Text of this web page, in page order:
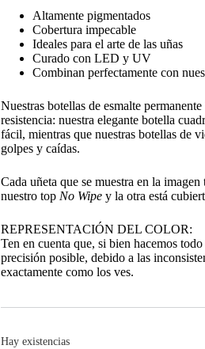
Altamente pigmentados
Cobertura impecable
Ideales para el arte de las uñas
Curado con LED y UV
Combinan perfectamente con
Nuestras botellas de esmalte
resistencia: nuestra elegante botella
fácil, mientras que nuestras botellas de
golpes y caídas.
Cada uñeta que se muestra en la
nuestro top No Wipey la otra está
REPRESENTACIÓN DEL COLOR:
Ten en cuenta que, si bien hacemos
precisión posible, debido a las
exactamente como los ves.
Hay existencias